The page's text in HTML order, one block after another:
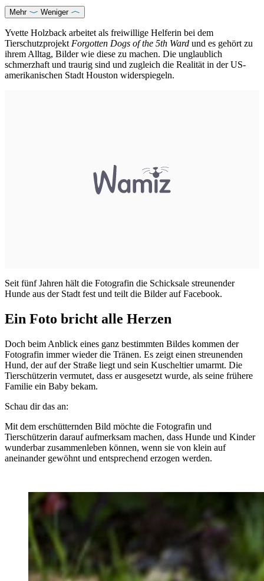
Mehr Weniger
Yvette Holzback arbeitet als freiwillige Helferin bei dem
Tierschutzprojekt Forgotten Dogs of the 5th Ward und es gehört zu
ihrem Alltag, Bilder wie diese zu machen. Die unglaublich
schmerzhaft und traurig sind und zugleich die Realität in der US-
amerikanischen Stadt Houston widerspiegeln.
Seit fünf Jahren hält die Fotografin die Schicksale streunender
Hunde aus der Stadt fest und teilt die Bilder auf Facebook.
Ein Foto bricht alle Herzen
Doch beim Anblick eines ganz bestimmten Bildes kommen der
Fotografin immer wieder die Tränen. Es zeigt einen streunenden
Hund, der auf der Straße liegt und sein Kuscheltier umarmt. Die
Tierschützerin vermutet, dass er ausgesetzt wurde, als seine frühere
Familie ein Baby bekam.
Schau dir das an:
Mit dem erschütternden Bild möchte die Fotografin und
Tierschützerin darauf aufmerksam machen, dass Hunde und Kinder
wunderbar zusammenleben können, wenn sie von klein auf
aneinander gewöhnt und entsprechend erzogen werden.